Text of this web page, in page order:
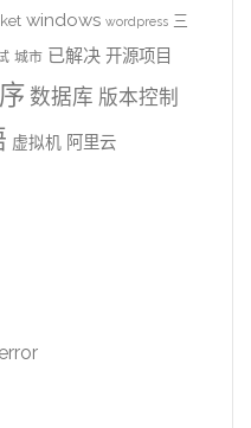
windows wordpress 三
城市 已解决 开源项目
数据库 版本控制
虚拟机 阿里云